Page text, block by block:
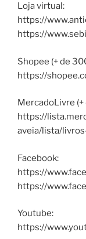
Loja virtual:
https://
https://
Shopee (+ de
https://
MercadoLivre
https://
aveia/lista/
Facebook:
https://
https://
Youtube:
https://